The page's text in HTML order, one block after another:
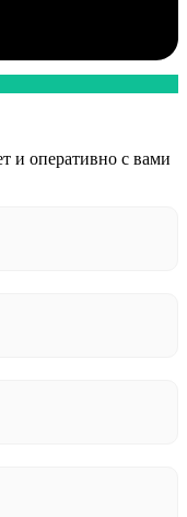
и оперативно с вами